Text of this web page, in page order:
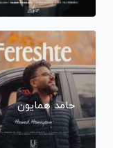
حامد همایون